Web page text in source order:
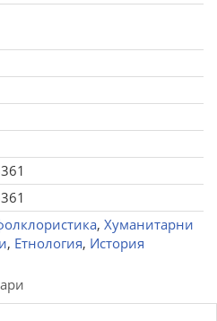
, Хуманитарни
, Етнология, История